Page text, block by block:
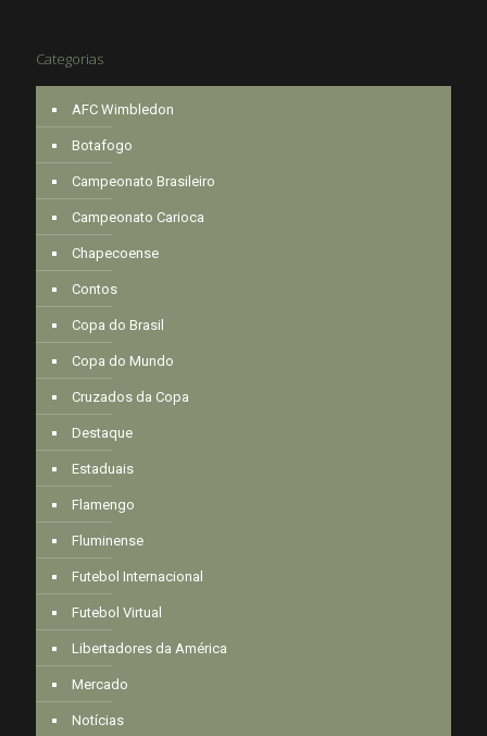
Categorias
AFC Wimbledon
Botafogo
Campeonato Brasileiro
Campeonato Carioca
Chapecoense
Contos
Copa do Brasil
Copa do Mundo
Cruzados da Copa
Destaque
Estaduais
Flamengo
Fluminense
Futebol Internacional
Futebol Virtual
Libertadores da América
Mercado
Notícias